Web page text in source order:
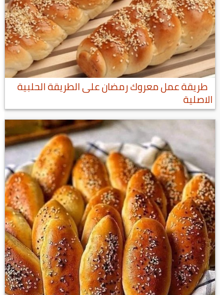
طريقة عمل معروك رمضان على الطريقة الحلبية
الاصلية